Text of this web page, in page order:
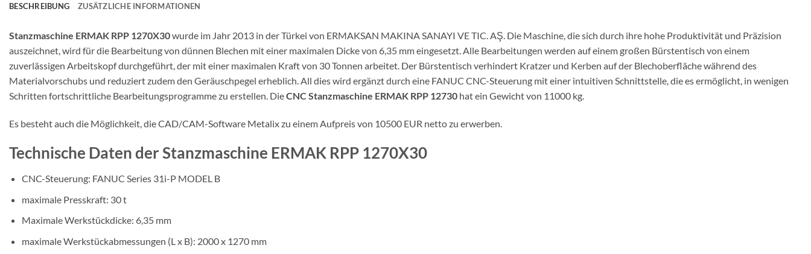
BESCHREIBUNG ZUSÄTZLICHE INFORMATIONEN
Stanzmaschine ERMAK RPP 1270X30wurde im Jahr 2013 in der Türkei von ERMAKSAN MAKINA SANAYI VE TIC. AŞ. Die Maschine, die sich durch ihre hohe Produktivität und Präzision
auszeichnet, wird für die Bearbeitung von dünnen Blechen mit einer maximalen Dicke von 6,35 mm eingesetzt. Alle Bearbeitungen werden auf einem großen Bürstentisch von einem
zuverlässigen Arbeitskopf durchgeführt, der mit einer maximalen Kraft von 30 Tonnen arbeitet. Der Bürstentisch verhindert Kratzer und Kerben auf der Blechoberfläche während des
Materialvorschubs und reduziert zudem den Geräuschpegel erheblich. All dies wird ergänzt durch eine FANUC CNC-Steuerung mit einer intuitiven Schnittstelle, die es ermöglicht, in wenigen
Schritten fortschrittliche Bearbeitungsprogramme zu erstellen. DieCNC Stanzmaschine ERMAK RPP 12730 hat ein Gewicht von 11000 kg.
Es besteht auch die Möglichkeit, die CAD/CAM-Software Metalix zu einem Aufpreis von 10500 EUR netto zu erwerben.
Technische Daten der Stanzmaschine ERMAK RPP 1270X30
CNC-Steuerung: FANUC Series 31i-P MODEL B
maximale Presskraft: 30 t
Maximale Werkstückdicke: 6,35 mm
maximale Werkstückabmessungen (L x B): 2000 x 1270 mm